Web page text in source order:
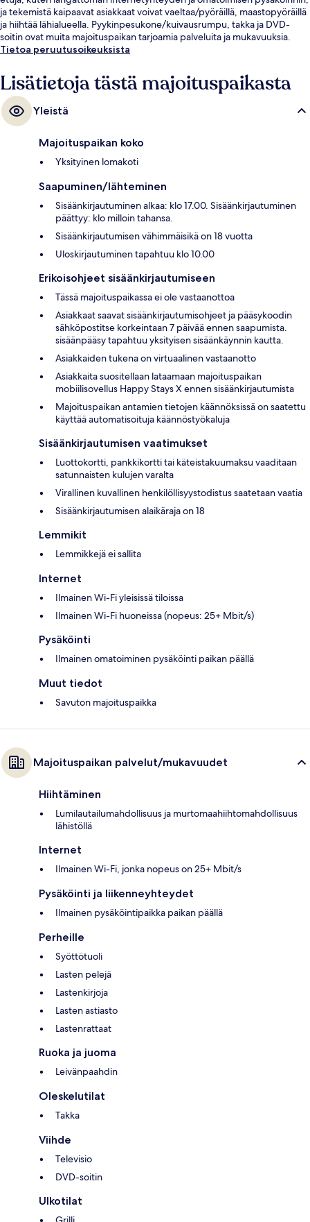
ja tekemistä kaipaavat asiakkaat voivat vaeltaa/pyöräillä, maastopyöräillä
ja hiihtää lähialueella. Pyykinpesukone/kuivausrumpu, takka ja DVD-
soitin ovat muita majoituspaikan tarjoamia palveluita ja mukavuuksia.
Tietoa peruutusoikeuksista
Lisätietoja tästä majoituspaikasta
Yleistä
Majoituspaikan koko
Yksityinen lomakoti
Saapuminen/lähteminen
Sisäänkirjautuminen alkaa: klo 17.00. Sisäänkirjautuminen
päättyy: klo milloin tahansa.
Sisäänkirjautumisen vähimmäisikä on 18 vuotta
Uloskirjautuminen tapahtuu klo 10.00
Erikoisohjeet sisäänkirjautumiseen
Tässä majoituspaikassa ei ole vastaanottoa
Asiakkaat saavat sisäänkirjautumisohjeet ja pääsykoodin
sähköpostitse korkeintaan 7 päivää ennen saapumista.
sisäänpääsy tapahtuu yksityisen sisäänkäynnin kautta.
Asiakkaiden tukena on virtuaalinen vastaanotto
Asiakkaita suositellaan lataamaan majoituspaikan
mobiilisovellus Happy Stays X ennen sisäänkirjautumista
Majoituspaikan antamien tietojen käännöksissä on saatettu
käyttää automatisoituja käännöstyökaluja
Sisäänkirjautumisen vaatimukset
Luottokortti, pankkikortti tai käteistakuumaksu vaaditaan
satunnaisten kulujen varalta
Virallinen kuvallinen henkilöllisyystodistus saatetaan vaatia
Sisäänkirjautumisen alaikäraja on 18
Lemmikit
Lemmikkejä ei sallita
Internet
Ilmainen Wi-Fi yleisissä tiloissa
Ilmainen Wi-Fi huoneissa (nopeus: 25+ Mbit/s)
Pysäköinti
Ilmainen omatoiminen pysäköinti paikan päällä
Muut tiedot
Savuton majoituspaikka
Majoituspaikan palvelut/mukavuudet
Hiihtäminen
Lumilautailumahdollisuus ja murtomaahiihtomahdollisuus
lähistöllä
Internet
Ilmainen Wi-Fi, jonka nopeus on 25+ Mbit/s
Pysäköinti ja liikenneyhteydet
Ilmainen pysäköintipaikka paikan päällä
Perheille
Syöttötuoli
Lasten pelejä
Lastenkirjoja
Lasten astiasto
Lastenrattaat
Ruoka ja juoma
Leivänpaahdin
Oleskelutilat
Takka
Viihde
Televisio
DVD-soitin
Ulkotilat